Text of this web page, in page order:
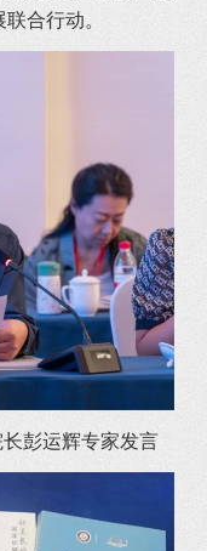
合行动。
彭运辉专家发言